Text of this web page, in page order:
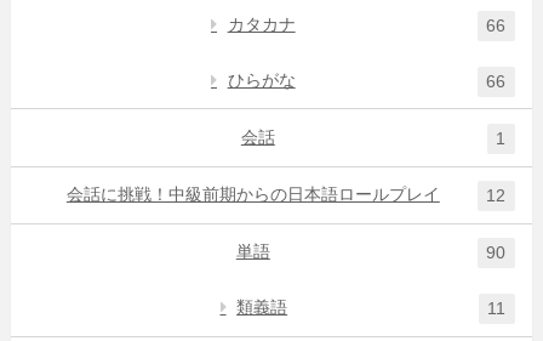
カタカナ 66
ひらがな 66
会話 1
会話に挑戦！中級前期からの日本語ロールプレイ 12
単語 90
類義語 11